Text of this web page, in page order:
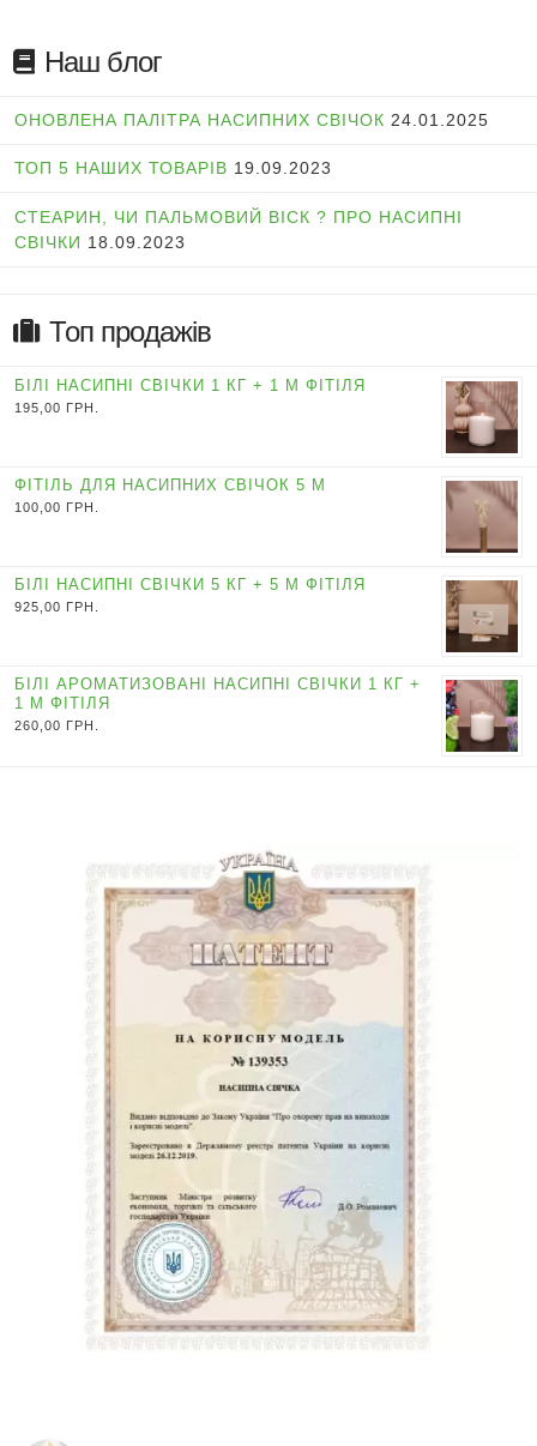
Наш блог
ОНОВЛЕНА ПАЛІТРА НАСИПНИХ СВІЧОК 24.01.2025
ТОП 5 НАШИХ ТОВАРІВ 19.09.2023
СТЕАРИН, ЧИ ПАЛЬМОВИЙ ВІСК ? ПРО НАСИПНІ
СВІЧКИ 18.09.2023
Топ продажів
БІЛІ НАСИПНІ СВІЧКИ 1 КГ + 1 М ФІТІЛЯ
195,00 ГРН.
ФІТІЛЬ ДЛЯ НАСИПНИХ СВІЧОК 5 М
100,00 ГРН.
БІЛІ НАСИПНІ СВІЧКИ 5 КГ + 5 М ФІТІЛЯ
925,00 ГРН.
БІЛІ АРОМАТИЗОВАНІ НАСИПНІ СВІЧКИ 1 КГ +
1 М ФІТІЛЯ
260,00 ГРН.